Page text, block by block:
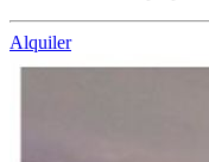
Alquiler